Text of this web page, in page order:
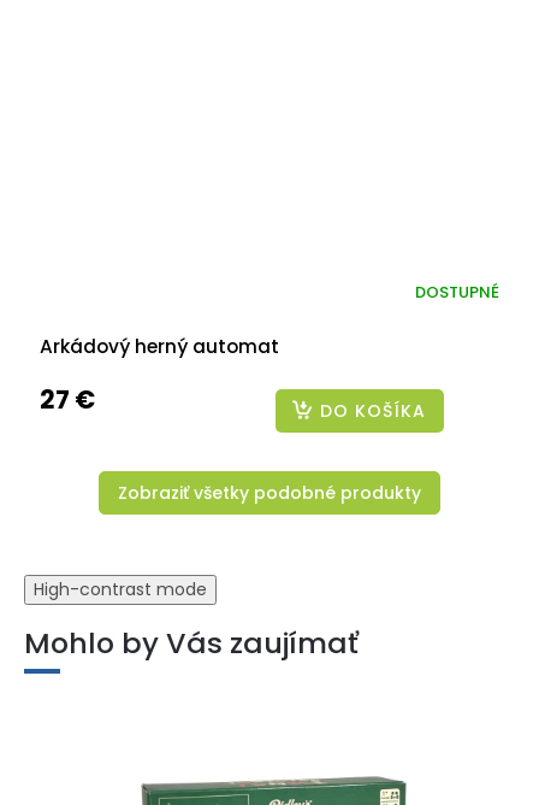
Arkádový herný automat
DOSTUPNÉ
27 € DO KOŠÍKA
Zobraziť všetky podobné produkty
High-contrast mode
Mohlo by Vás zaujímať